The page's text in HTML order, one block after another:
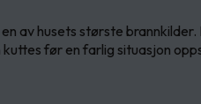
av husets største
før en farlig situasjon